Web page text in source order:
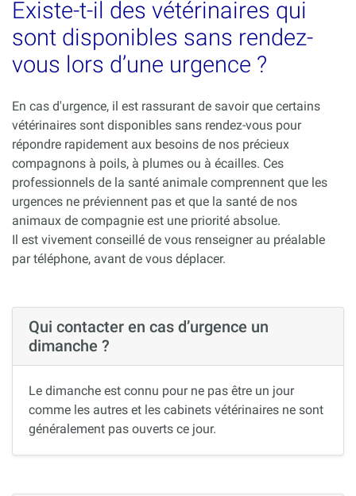
Existe-t-il des vétérinaires qui
sont disponibles sans rendez-
vous lors d’une urgence ?
En cas d'urgence, il est rassurant de savoir que certains
vétérinaires sont disponibles sans rendez-vous pour
répondre rapidement aux besoins de nos précieux
compagnons à poils, à plumes ou à écailles. Ces
professionnels de la santé animale comprennent que les
urgences ne préviennent pas et que la santé de nos
animaux de compagnie est une priorité absolue.
Il est vivement conseillé de vous renseigner au préalable
par téléphone, avant de vous déplacer.
Qui contacter en cas d’urgence un
dimanche ?
Le dimanche est connu pour ne pas être un jour
comme les autres et les cabinets vétérinaires ne sont
généralement pas ouverts ce jour.